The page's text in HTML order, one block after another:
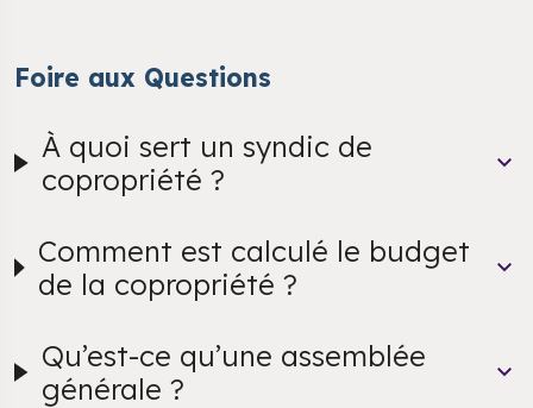
Foire aux Questions
À quoi sert un syndic de
copropriété ?
Comment est calculé le budget
de la copropriété ?
Qu’est-ce qu’une assemblée
générale ?